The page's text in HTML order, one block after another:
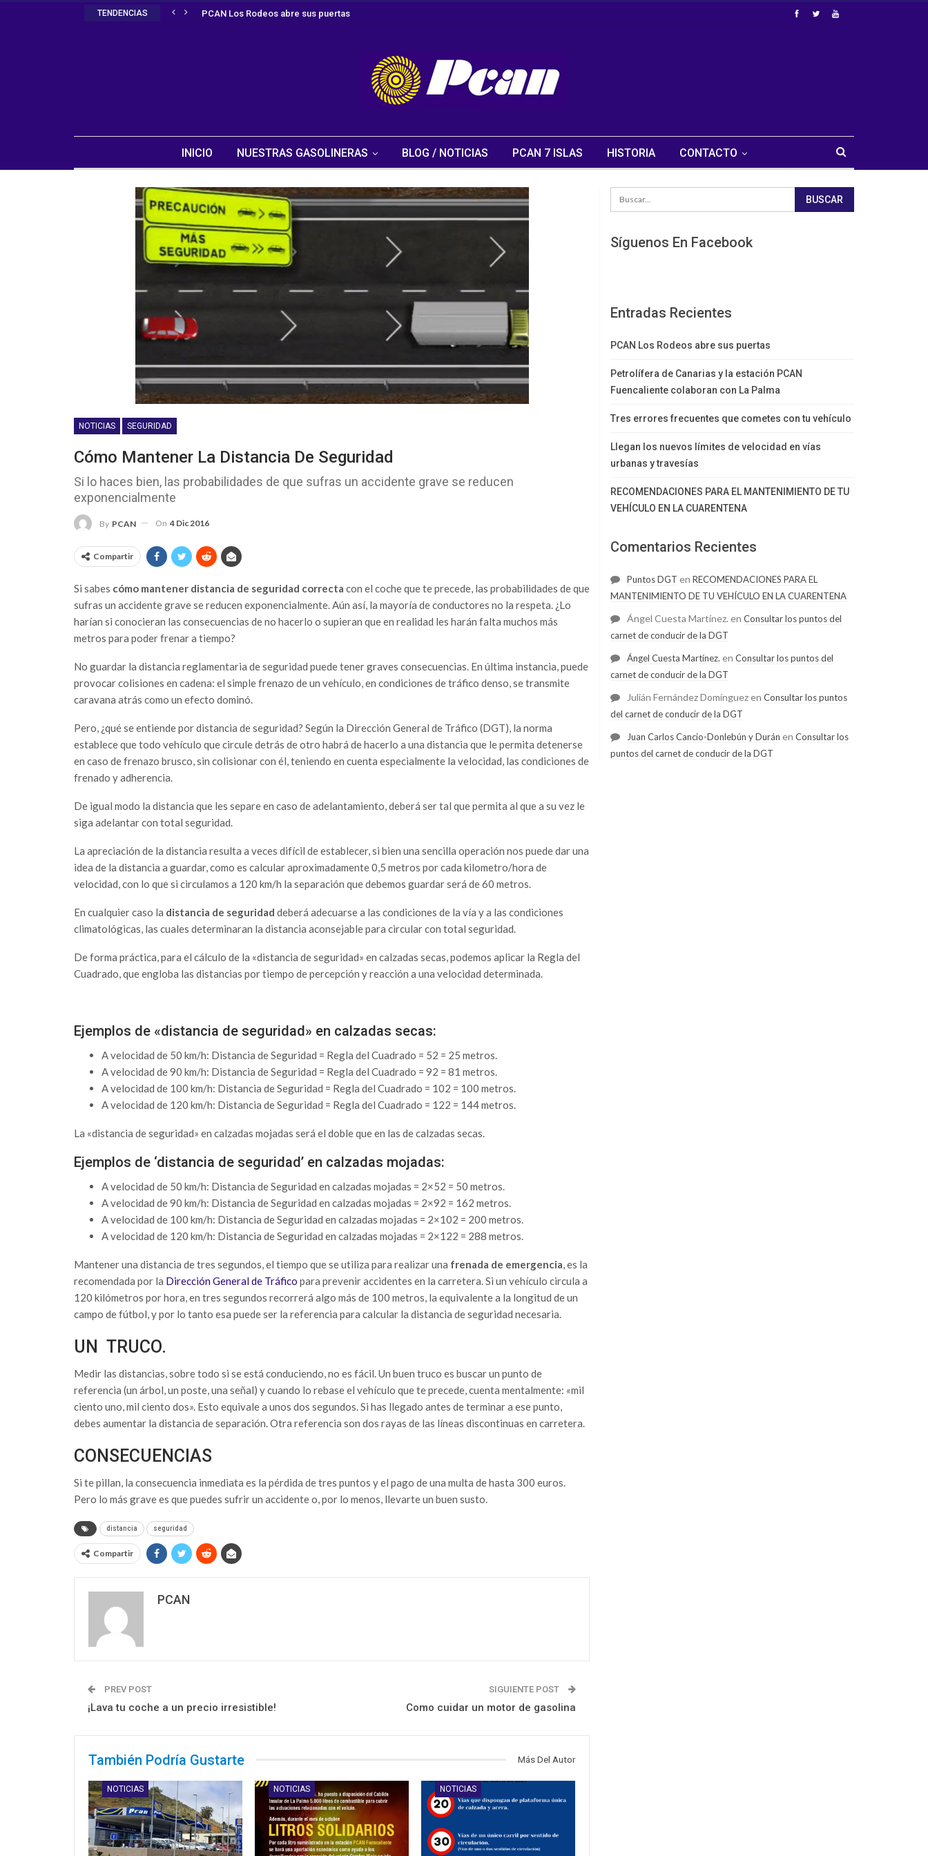
TENDENCIAS PCAN Los Rodeos abre sus puertas
INICIO NUESTRAS GASOLINERAS BLOG / NOTICIAS PCAN 7 ISLAS HISTORIA CONTACTO
NOTICIAS SEGURIDAD
Cómo Mantener La Distancia De Seguridad
Si lo haces bien, las probabilidades de que sufras un accidente grave se reducen
exponencialmente
By PCAN On 4 Dic 2016
Compartir
Si sabes cómo mantener distancia de seguridad correcta con el coche que te precede, las probabilidades de que
sufras un accidente grave se reducen exponencialmente. Aún así, la mayoría de conductores no la respeta. ¿Lo
harían si conocieran las consecuencias de no hacerlo o supieran que en realidad les harán falta muchos más
metros para poder frenar a tiempo?
No guardar la distancia reglamentaria de seguridad puede tener graves consecuencias. En última instancia, puede
provocar colisiones en cadena: el simple frenazo de un vehículo, en condiciones de tráfico denso, se transmite
caravana atrás como un efecto dominó.
Pero, ¿qué se entiende por distancia de seguridad? Según la Dirección General de Tráfico (DGT), la norma
establece que todo vehículo que circule detrás de otro habrá de hacerlo a una distancia que le permita detenerse
en caso de frenazo brusco, sin colisionar con él, teniendo en cuenta especialmente la velocidad, las condiciones de
frenado y adherencia.
De igual modo la distancia que les separe en caso de adelantamiento, deberá ser tal que permita al que a su vez le
siga adelantar con total seguridad.
La apreciación de la distancia resulta a veces difícil de establecer, si bien una sencilla operación nos puede dar una
idea de la distancia a guardar, como es calcular aproximadamente 0,5 metros por cada kilometro/hora de
velocidad, con lo que si circulamos a 120 km/h la separación que debemos guardar será de 60 metros.
En cualquier caso la distancia de seguridad deberá adecuarse a las condiciones de la vía y a las condiciones
climatológicas, las cuales determinaran la distancia aconsejable para circular con total seguridad.
De forma práctica, para el cálculo de la «distancia de seguridad» en calzadas secas, podemos aplicar la Regla del
Cuadrado, que engloba las distancias por tiempo de percepción y reacción a una velocidad determinada.
Ejemplos de «distancia de seguridad» en calzadas secas:
A velocidad de 50 km/h: Distancia de Seguridad = Regla del Cuadrado = 52 = 25 metros.
A velocidad de 90 km/h: Distancia de Seguridad = Regla del Cuadrado = 92 = 81 metros.
A velocidad de 100 km/h: Distancia de Seguridad = Regla del Cuadrado = 102 = 100 metros.
A velocidad de 120 km/h: Distancia de Seguridad = Regla del Cuadrado = 122 = 144 metros.
La «distancia de seguridad» en calzadas mojadas será el doble que en las de calzadas secas.
Ejemplos de ‘distancia de seguridad’ en calzadas mojadas:
A velocidad de 50 km/h: Distancia de Seguridad en calzadas mojadas = 2×52 = 50 metros.
A velocidad de 90 km/h: Distancia de Seguridad en calzadas mojadas = 2×92 = 162 metros.
A velocidad de 100 km/h: Distancia de Seguridad en calzadas mojadas = 2×102 = 200 metros.
A velocidad de 120 km/h: Distancia de Seguridad en calzadas mojadas = 2×122 = 288 metros.
Mantener una distancia de tres segundos, el tiempo que se utiliza para realizar una frenada de emergencia , es la
recomendada por la Dirección General de Tráfico para prevenir accidentes en la carretera. Si un vehículo circula a
120 kilómetros por hora, en tres segundos recorrerá algo más de 100 metros, la equivalente a la longitud de un
campo de fútbol, y por lo tanto esa puede ser la referencia para calcular la distancia de seguridad necesaria.
UN TRUCO.
Medir las distancias, sobre todo si se está conduciendo, no es fácil. Un buen truco es buscar un punto de
referencia (un árbol, un poste, una señal) y cuando lo rebase el vehículo que te precede, cuenta mentalmente: «mil
ciento uno, mil ciento dos». Esto equivale a unos dos segundos. Si has llegado antes de terminar a ese punto,
debes aumentar la distancia de separación. Otra referencia son dos rayas de las líneas discontinuas en carretera.
CONSECUENCIAS
Si te pillan, la consecuencia inmediata es la pérdida de tres puntos y el pago de una multa de hasta 300 euros.
Pero lo más grave es que puedes sufrir un accidente o, por lo menos, llevarte un buen susto.
distancia seguridad
Compartir
PCAN
PREV POST
¡Lava tu coche a un precio irresistible!
SIGUIENTE POST
Como cuidar un motor de gasolina
También Podría Gustarte Más Del Autor
NOTICIAS NOTICIAS NOTICIAS
Síguenos En Facebook
Entradas Recientes
PCAN Los Rodeos abre sus puertas
Petrolífera de Canarias y la estación PCAN
Fuencaliente colaboran con La Palma
Tres errores frecuentes que cometes con tu vehículo
Llegan los nuevos límites de velocidad en vías
urbanas y travesías
RECOMENDACIONES PARA EL MANTENIMIENTO DE TU
VEHÍCULO EN LA CUARENTENA
Comentarios Recientes
Puntos DGT enRECOMENDACIONES PARA EL
MANTENIMIENTO DE TU VEHÍCULO EN LA CUARENTENA
Ángel Cuesta Martínez. enConsultar los puntos del
carnet de conducir de la DGT
Ángel Cuesta Martínez. enConsultar los puntos del
carnet de conducir de la DGT
Julián Fernández DomínguezenConsultar los puntos
del carnet de conducir de la DGT
Juan Carlos Cancio-Donlebún y Durán enConsultar los
puntos del carnet de conducir de la DGT